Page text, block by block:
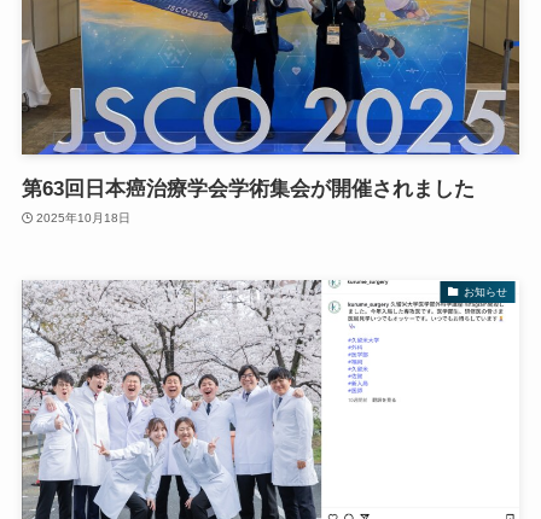
第63回日本癌治療学会学術集会が開催されました
2025年10月18日
お知らせ